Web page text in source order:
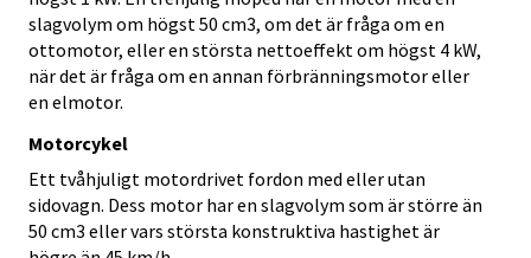
slagvolym om högst 50 cm3, om det är fråga om en
ottomotor, eller en största nettoeffekt om högst 4 kW,
när det är fråga om en annan förbränningsmotor eller
en elmotor.
Motorcykel
Ett tvåhjuligt motordrivet fordon med eller utan
sidovagn. Dess motor har en slagvolym som är större än
50 cm3 eller vars största konstruktiva hastighet är